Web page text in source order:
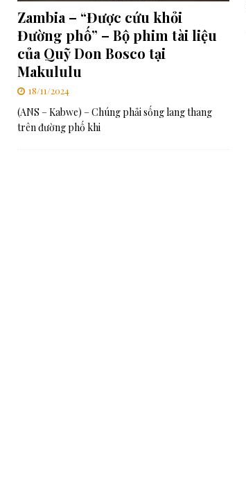
Zambia – “Được cứu khỏi
Đường phố” – Bộ phim tài liệu
của Quỹ Don Bosco tại
Makululu
18/11/2024
(ANS – Kabwe) – Chúng phải sống lang thang
trên đường phố khi